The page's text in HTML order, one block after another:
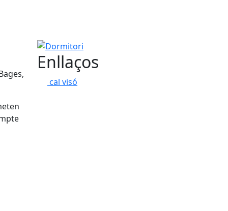
Dormitori
Enllaços
cal visó